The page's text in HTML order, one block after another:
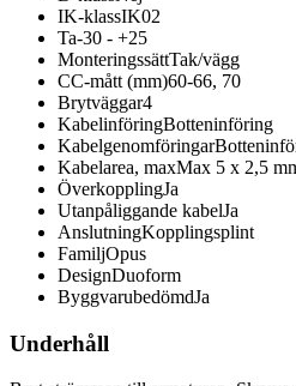
IK-klassIK02
Ta-30 - +25
MonteringssättTak/vägg
CC-mått (mm)60-66, 70
Brytväggar4
KabelinföringBotteninföring
Kabelgenomföringar
Kabelarea, maxMax 5 x 2,5
ÖverkopplingJa
Utanpåliggande kabelJa
AnslutningKopplingsplint
FamiljOpus
DesignDuoform
ByggvarubedömdJa
Underhåll